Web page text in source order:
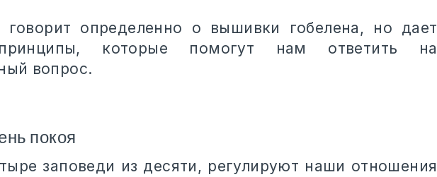
говорит определенно о вышивки гобелена, но дает
которые помогут нам ответить на
вопрос.
покоя
заповеди из десяти, регулируют наши отношения